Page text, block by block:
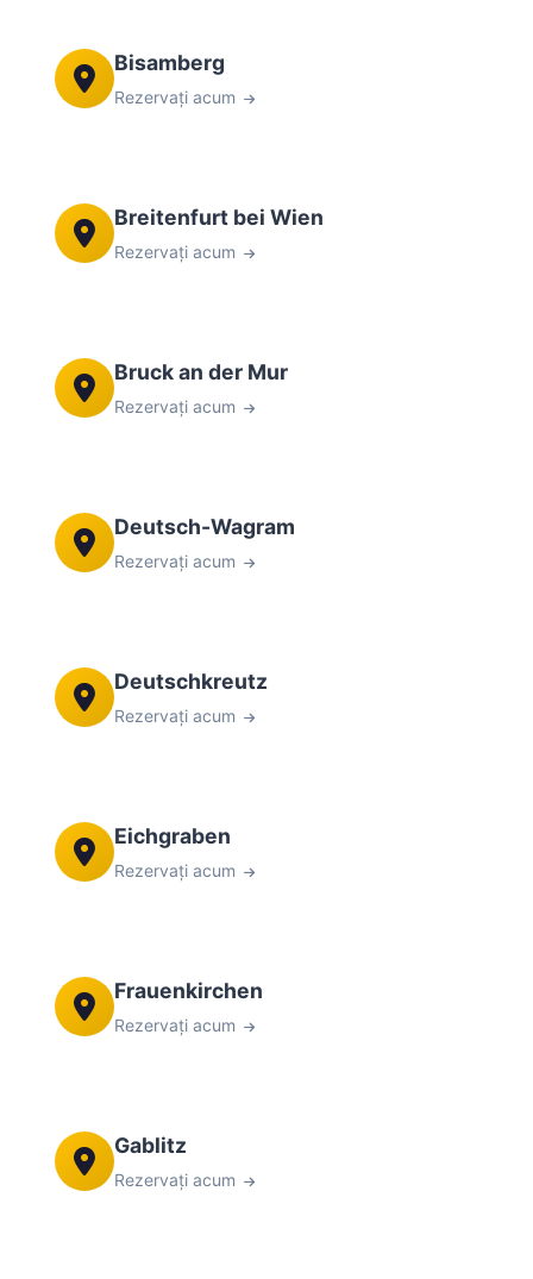
Bisamberg
Rezervați acum
Breitenfurt bei Wien
Rezervați acum
Bruck an der Mur
Rezervați acum
Deutsch-Wagram
Rezervați acum
Deutschkreutz
Rezervați acum
Eichgraben
Rezervați acum
Frauenkirchen
Rezervați acum
Gablitz
Rezervați acum